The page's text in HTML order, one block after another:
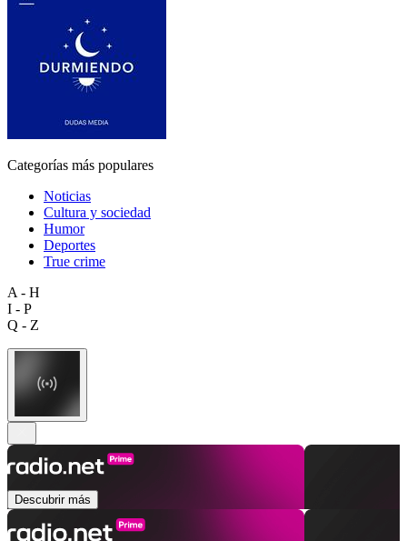
Categorías más populares
Noticias
Cultura y sociedad
Humor
Deportes
True crime
A - H
I - P
Q - Z
Descubrir más